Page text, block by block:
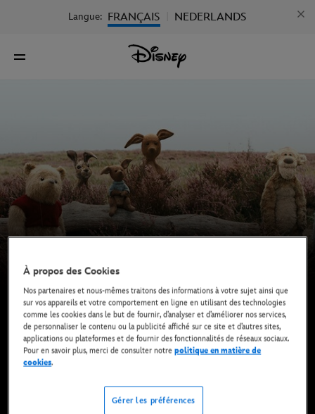
Langue: FRANÇAIS NEDERLANDS
Maintenant disponible sur Disney+* et en DVD,
À propos des Cookies
Nos partenaires et nous-mêmes traitons des informations à votre sujet ainsi que
sur vos appareils et votre comportement en ligne en utilisant des technologies
comme les cookies dans le but de fournir, d’analyser et d’améliorer nos services,
de personnaliser le contenu ou la publicité affiché sur ce site et d’autres sites,
applications ou plateformes et de fournir des fonctionnalités de réseaux sociaux.
Pour en savoir plus, merci de consulter notrepolitique en matière de
cookies.
Gérer les préférences